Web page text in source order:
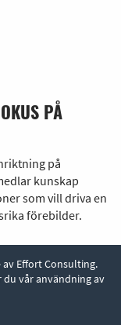
PÅ
på
kunskap
som vill driva en
förebilder.
Effort Consulting.
vår användning av